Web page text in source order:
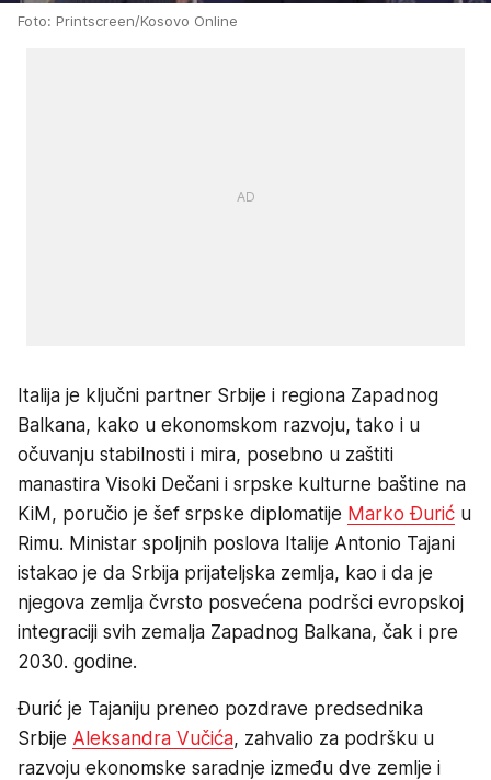
Foto: Printscreen/Kosovo Online
Italija je ključni partner Srbije i regiona Zapadnog
Balkana, kako u ekonomskom razvoju, tako i u
očuvanju stabilnosti i mira, posebno u zaštiti
manastira Visoki Dečani i srpske kulturne baštine na
KiM, poručio je šef srpske diplomatije Marko Đurić u
Rimu. Ministar spoljnih poslova Italije Antonio Tajani
istakao je da Srbija prijateljska zemlja, kao i da je
njegova zemlja čvrsto posvećena podršci evropskoj
integraciji svih zemalja Zapadnog Balkana, čak i pre
2030. godine.
Đurić je Tajaniju preneo pozdrave predsednika
Srbije Aleksandra Vučića, zahvalio za podršku u
razvoju ekonomske saradnje između dve zemlje i